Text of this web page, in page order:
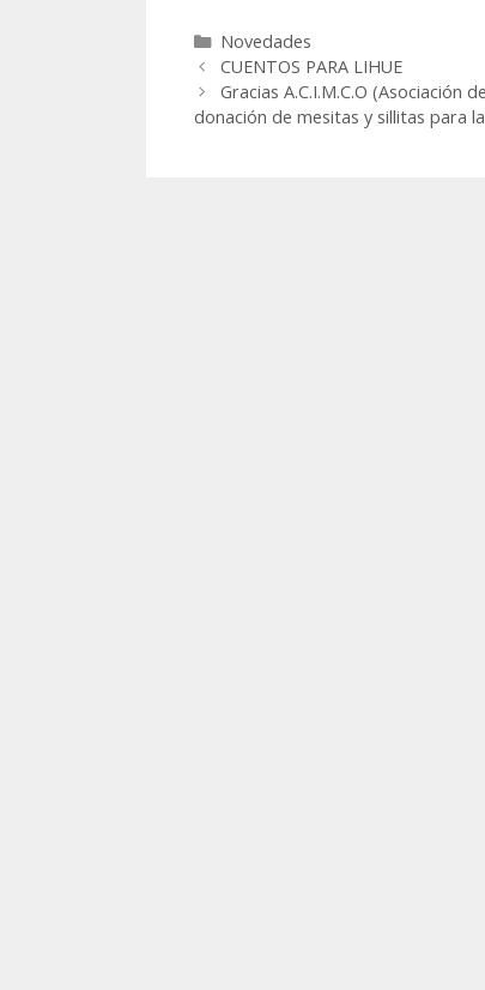
e
b
o
itt
er
Categorías
Novedades
CUENTOS PARA LIHUE
Gracias A.C.I.M.C.O
donación de mesitas y sillitas para